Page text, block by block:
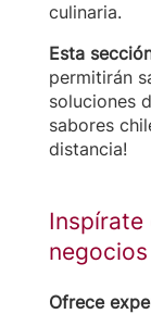
culinaria.
Esta
permitirán
soluciones
sabores
distancia!
Inspírate
negocios
Ofrece